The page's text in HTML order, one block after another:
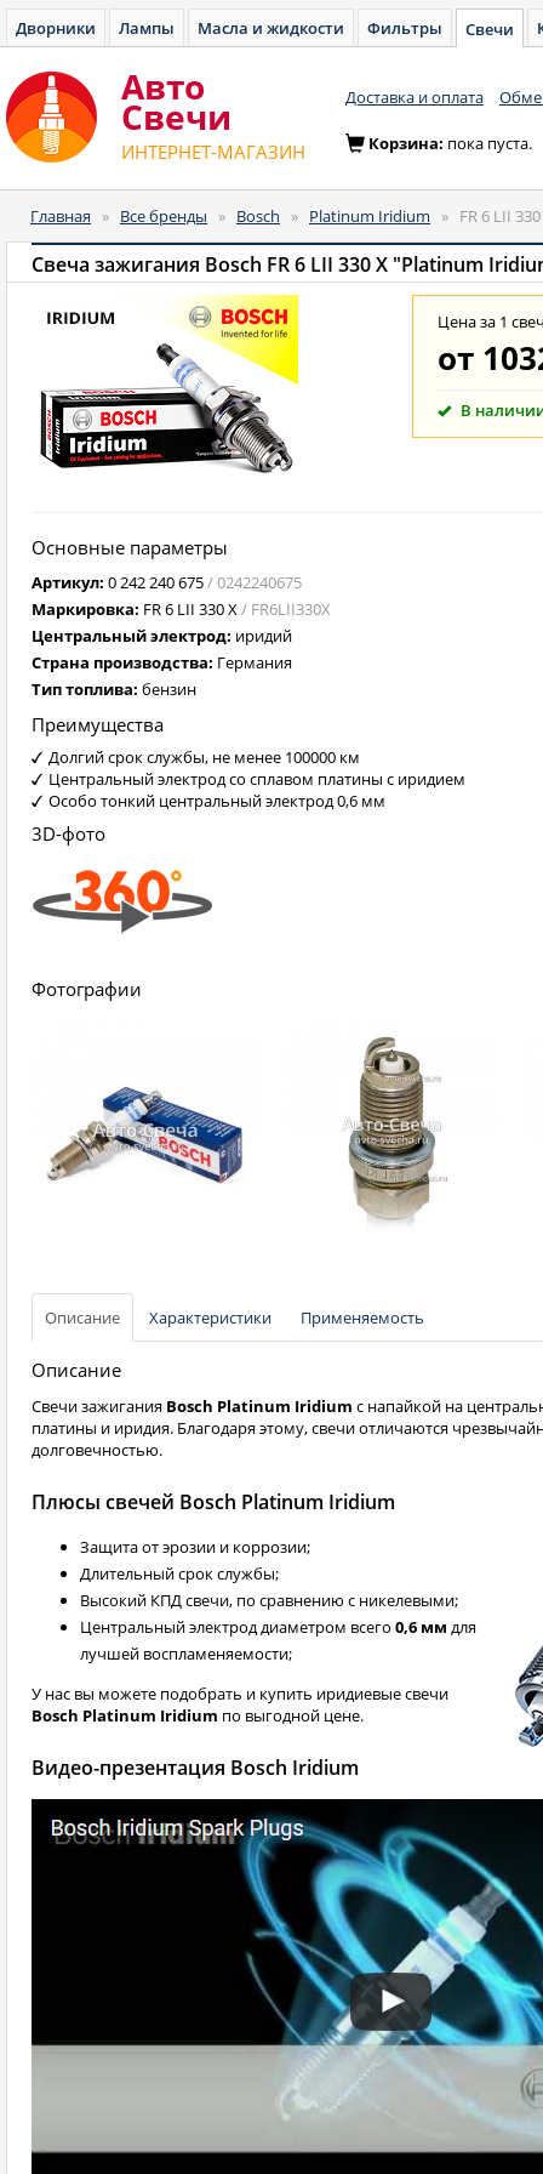
Дворники Лампы Масла и жидкости Фильтры Свечи
Авто
Cвечи
ИНТЕРНЕТ-МАГАЗИН
Доставка и оплата
Корзина: пока пуста.
Главная » Все бренды » Bosch » Platinum Iridium » FR 6 LII
Свеча зажигания Bosch FR 6 LII 330 X "Platinum
Цена за 1
от
В
Основные параметры
Артикул: 0 242 240 675/ 0242240675
Маркировка: FR 6 LII 330 X/ FR6LII330X
Центральный электрод: иридий
Страна производства: Германия
Тип топлива: бензин
Преимущества
Долгий срок службы, не менее 100000 км
Центральный электрод со сплавом платины с иридием
Особо тонкий центральный электрод 0,6 мм
3D-фото
Фотографии
Описание Характеристики Применяемость
Описание
Свечи зажигания Bosch Platinum Iridium с напайкой на
платины и иридия. Благодаря этому, свечи отличаются
долговечностью.
Плюсы свечей Bosch Platinum Iridium
Защита от эрозии и коррозии;
Длительный срок службы;
Высокий КПД свечи, по сравнению с никелевыми;
Центральный электрод диаметром всего 0,6 мм для
лучшей воспламеняемости;
У нас вы можете подобрать и купить иридиевые свечи
Bosch Platinum Iridium по выгодной цене.
Видео-презентация Bosch Iridium